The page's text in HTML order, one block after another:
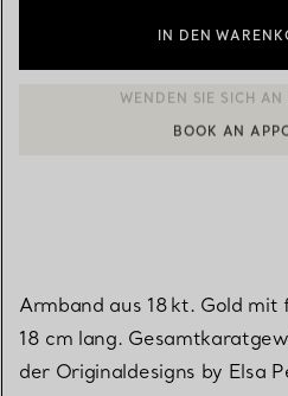
IN DEN
EINEN KUNDENBERATER
Armband aus 18 kt. Gold
18 cm lang.
der Originaldesigns by Elsa